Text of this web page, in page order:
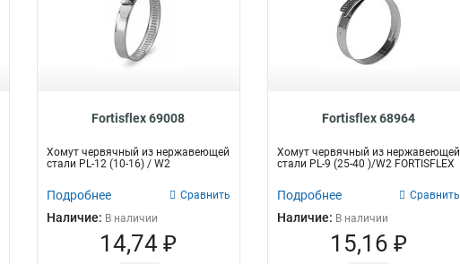
Fortisflex 69008
Хомут червячный из нержавеющей
стали PL-12 (10-16) / W2
Подробнее Сравнить
Наличие: В наличии
14,74 ₽
Fortisflex 68964
Хомут червячный из нержавеющей
стали PL-9 (25-40 )/W2 FORTISFLEX
Подробнее Сравнить
Наличие: В наличии
15,16 ₽